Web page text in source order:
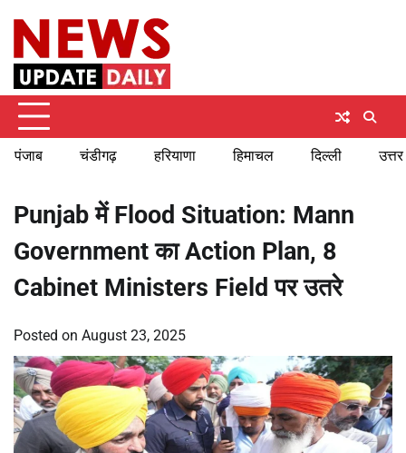
content
पंजाब चंडीगढ़ हरियाणा हिमाचल दिल्ली
Punjab में Flood Situation: Mann
Government का Action Plan, 8
Cabinet Ministers Field पर उतरे
Posted on August 23, 2025